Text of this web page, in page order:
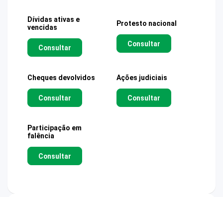
Dívidas ativas e
vencidas
Consultar
Protesto nacional
Consultar
Cheques devolvidos
Consultar
Ações judiciais
Consultar
Participação em
falência
Consultar